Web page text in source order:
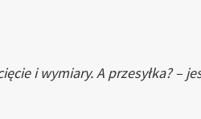
i wymiary. A przesyłka?